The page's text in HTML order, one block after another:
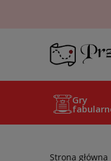
Gry
Strona główna